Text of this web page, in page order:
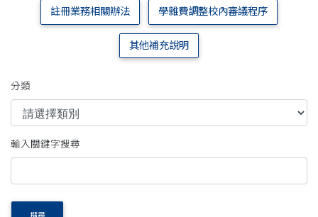
註冊業務相關辦法 學雜費調整校內審議程序
其他補充說明
分類
輸入關鍵字搜尋
搜尋